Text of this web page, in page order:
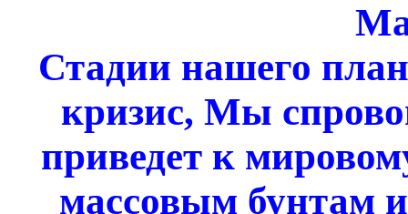
Стадии нашего
кризис, Мы
приведет к
массовым бунтам